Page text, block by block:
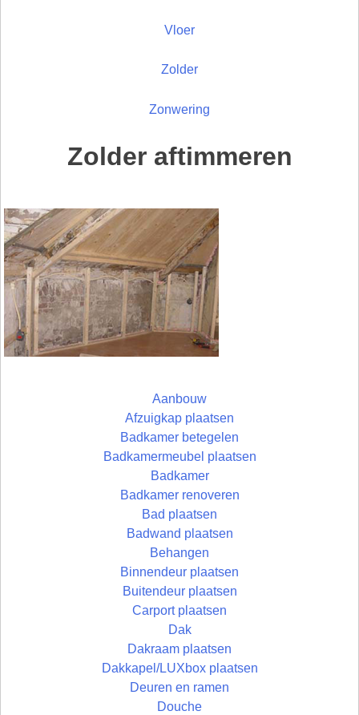
Vloer
Zolder
Zonwering
Zolder aftimmeren
Aanbouw
Afzuigkap plaatsen
Badkamer betegelen
Badkamermeubel plaatsen
Badkamer
Badkamer renoveren
Bad plaatsen
Badwand plaatsen
Behangen
Binnendeur plaatsen
Buitendeur plaatsen
Carport plaatsen
Dak
Dakraam plaatsen
Dakkapel/LUXbox plaatsen
Deuren en ramen
Douche